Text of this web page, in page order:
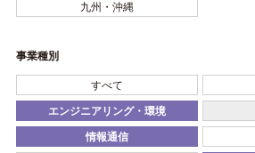
九州・沖縄
事業種別
すべて
エンジニアリング・環境
情報通信